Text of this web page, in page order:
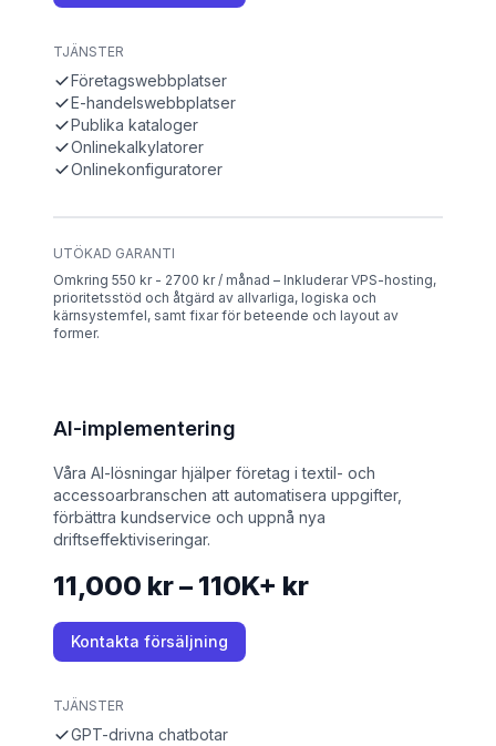
TJÄNSTER
Företagswebbplatser
E-handelswebbplatser
Publika kataloger
Onlinekalkylatorer
Onlinekonfiguratorer
UTÖKAD GARANTI
Omkring 550 kr - 2700 kr / månad – Inkluderar VPS-hosting,
prioritetsstöd och åtgärd av allvarliga, logiska och
kärnsystemfel, samt fixar för beteende och layout av
former.
AI-implementering
Våra AI-lösningar hjälper företag i textil- och
accessoarbranschen att automatisera uppgifter,
förbättra kundservice och uppnå nya
driftseffektiviseringar.
11,000 kr – 110K+ kr
Kontakta försäljning
TJÄNSTER
GPT-drivna chatbotar